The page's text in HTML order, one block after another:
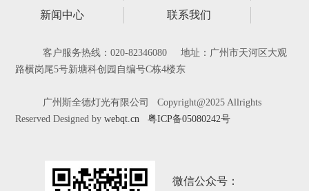
新闻中心
联系我们
客户服务热线：020-82346080 地址：广州市天河区大观
路横岗尾5号新塘科创园自编号C栋4楼东
广州斯全德灯光有限公司 Copyright@2025 Allrights
Reserved Designed bywebqt.cn 粤ICP备05080242号
微信公众号：